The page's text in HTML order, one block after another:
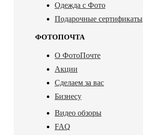
Одежда с Фото
Подарочные сертификаты
ФОТОПОЧТА
О ФотоПочте
Акции
Сделаем за вас
Бизнесу
Видео обзоры
FAQ